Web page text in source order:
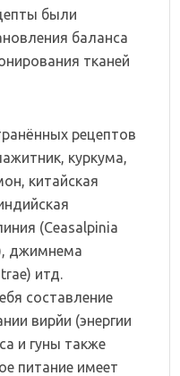
были
баланса
тканей
рецептов
куркума,
китайская
(Ceasalpinia
джимнема
итд.
составление
вирйи (энергии
и гуны также
питание имеет